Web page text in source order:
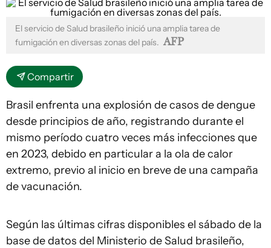
El servicio de Salud brasileño inició una amplia tarea de
fumigación en diversas zonas del país. AFP
Compartir
Brasil enfrenta una explosión de casos de dengue
desde principios de año, registrando durante el
mismo período cuatro veces más infecciones que
en 2023, debido en particular a la ola de calor
extremo, previo al inicio en breve de una campaña
de vacunación.
Según las últimas cifras disponibles el sábado de la
base de datos del Ministerio de Salud brasileño,